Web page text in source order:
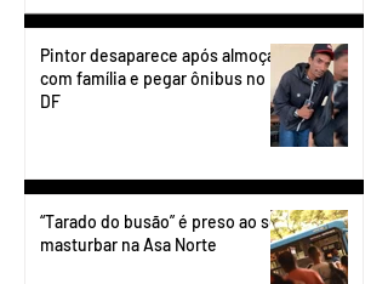
Pintor desaparece após almoçar
com família e pegar ônibus no
DF
“Tarado do busão” é preso ao se
masturbar na Asa Norte